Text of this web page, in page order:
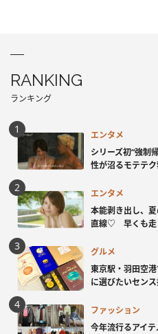
RANKING
ランキング
エンタメ
シリーズ初“強制
性が沼るモテテ
エンタメ
本能剥き出し、
直線♡ 早くも走
グルメ
東京駅・羽田空
に選びたいセン
ファッション
今年流行るアイ